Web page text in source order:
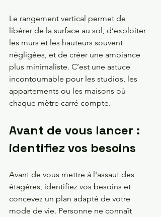
Le rangement vertical permet de
libérer de la surface au sol, d’exploiter
les murs et les hauteurs souvent
négligées, et de créer une ambiance
plus minimaliste. C’est une astuce
incontournable pour les studios, les
appartements ou les maisons où
chaque mètre carré compte.
Avant de vous lancer :
identifiez vos besoins
Avant de vous mettre à l'assaut des
étagères, identifiez vos besoins et
concevez un plan adapté de votre
mode de vie. Personne ne connaît